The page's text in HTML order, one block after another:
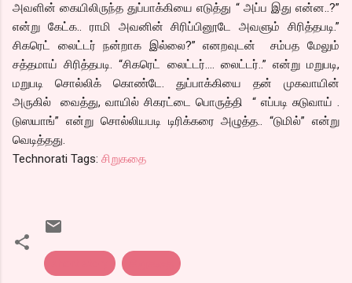
அவளின் கையிலிருந்த துப்பாக்கியை எடுத்து “ அப்ப இது என்ன..?”
என்று கேட்க.. ராமி அவனின் சிரிப்பினூடே அவளும் சிரித்தபடி.”
சிகரெட் லைட்டர் நன்றாக இல்லை?” எனறவுடன் சம்பத மேலும்
சத்தமாய் சிரித்தபடி. “சிகரெட் லைட்டர்…. லைட்டர்..” என்று மறுபடி,
மறுபடி சொல்லிக் கொண்டே. துப்பாக்கியை தன் முகவாயின்
அருகில் வைத்து, வாயில் சிகரட்டை பொருத்தி “ எப்படி சுடுவாய் .
டுஸயாங்” என்று சொல்லியபடி டிரிக்கரை அழுத்த.. “டுமில்” என்று
வெடித்தது.
Technorati Tags: சிறுகதை